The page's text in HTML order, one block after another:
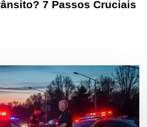
7 Passos Cruciais